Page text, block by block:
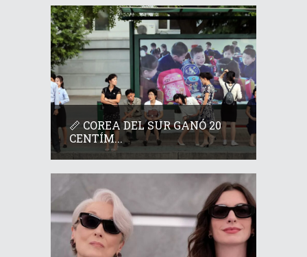
📏 COREA DEL SUR GANÓ 20
CENTÍM...